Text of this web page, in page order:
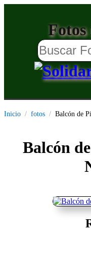
Fotos
Inicio fotos Balcón de
Balcón